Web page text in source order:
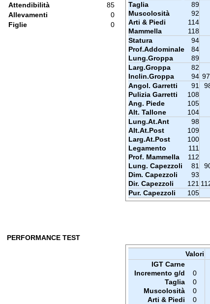
Attendibilità
85
Allevamenti
0
Figlie
0
Taglia
89
Muscolosità
92
Arti & Piedi
114
Mammella
118
Statura
94
Prof.Addominale
84
Lung.Groppa
89
Larg.Groppa
82
Inclin.Groppa
94
Angol. Garretti
91
Pulizia Garretti
108
Ang. Piede
105
Alt. Tallone
104
Lung.At.Ant
98
Alt.At.Post
109
Larg.At.Post
100
Legamento
111
Prof. Mammella
112
Lung. Capezzoli
81
Dim. Capezzoli
93
Dir. Capezzoli
121
Pur. Capezzoli
105
PERFORMANCE TEST
Valori
IGT Carne
Incremento g/d
0
Taglia
0
Muscolosità
0
Arti & Piedi
0